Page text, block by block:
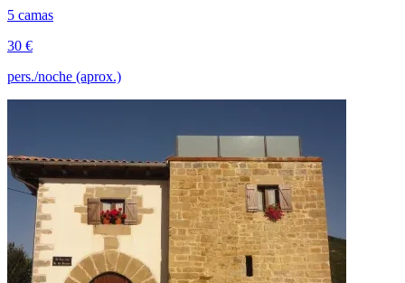
5 camas
30 €
pers./noche (aprox.)